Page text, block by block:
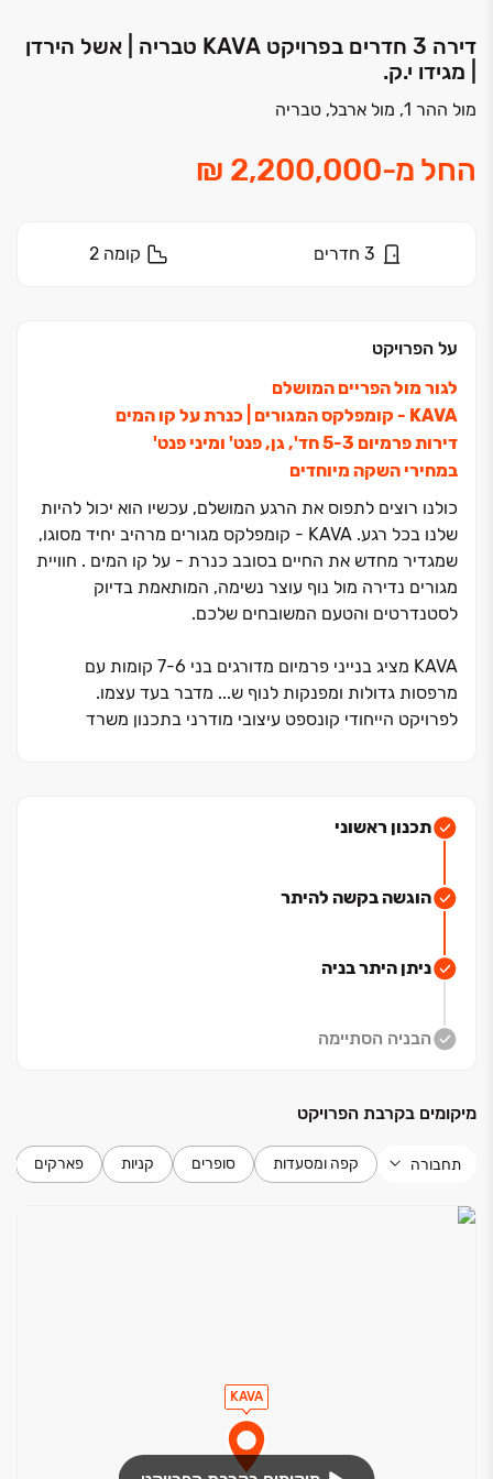
דירה 3 חדרים בפרויקט KAVA‏ טבריה | אשל הירדן
| מגידו י.ק.
מול ההר 1, מול ארבל, טבריה
החל מ-
3 חדרים קומה 2
על הפרויקט
לגור מול הפריים המושלם
KAVA ‏- קומפלקס המגורים ‏| כנרת על קו המים
דירות פרמיום ‏3‏-‏5 חד', גן, פנט' ומיני פנט'
במחירי השקה מיוחדים
כולנו רוצים לתפוס את הרגע המושלם, עכשיו הוא יכול להיות
שלנו בכל רגע. KAVA ‏- קומפלקס מגורים מרהיב יחיד מסוגו,
שמגדיר מחדש את החיים בסובב כנרת ‏- על קו המים . חוויית
מגורים נדירה מול נוף עוצר נשימה, המותאמת בדיוק
לסטנדרטים והטעם המשובחים שלכם.
KAVA מציג בנייני פרמיום מדורגים בני ‏6‏-‏7 קומות עם
מרפסות גדולות ומפנקות לנוף ש... מדבר בעד עצמו.
לפרויקט הייחודי קונספט עיצובי מודרני בתכנון משרד
עם ‏7 דונם של פארקים ירוקים ומתוכננים בה מבני ציבור
ייחודית מרשימה עם בנייני יוקרה, ווילות פרטיות ודירות
נופש.
חשוב ‏- הידיעה שברגע אחד הכנרת מחכה לך ממש מתחת
תכנון ראשוני
הוגשה בקשה להיתר
ניתן היתר בניה
הבניה הסתיימה
מיקומים בקרבת הפרויקט
תחבורה קפה ומסעדות סופרים קניות פארקים
KAVA‏